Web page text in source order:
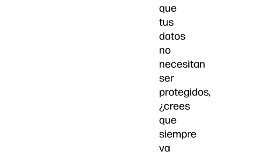
que
tus
datos
no
necesitan
ser
protegidos,
¿crees
que
siempre
va